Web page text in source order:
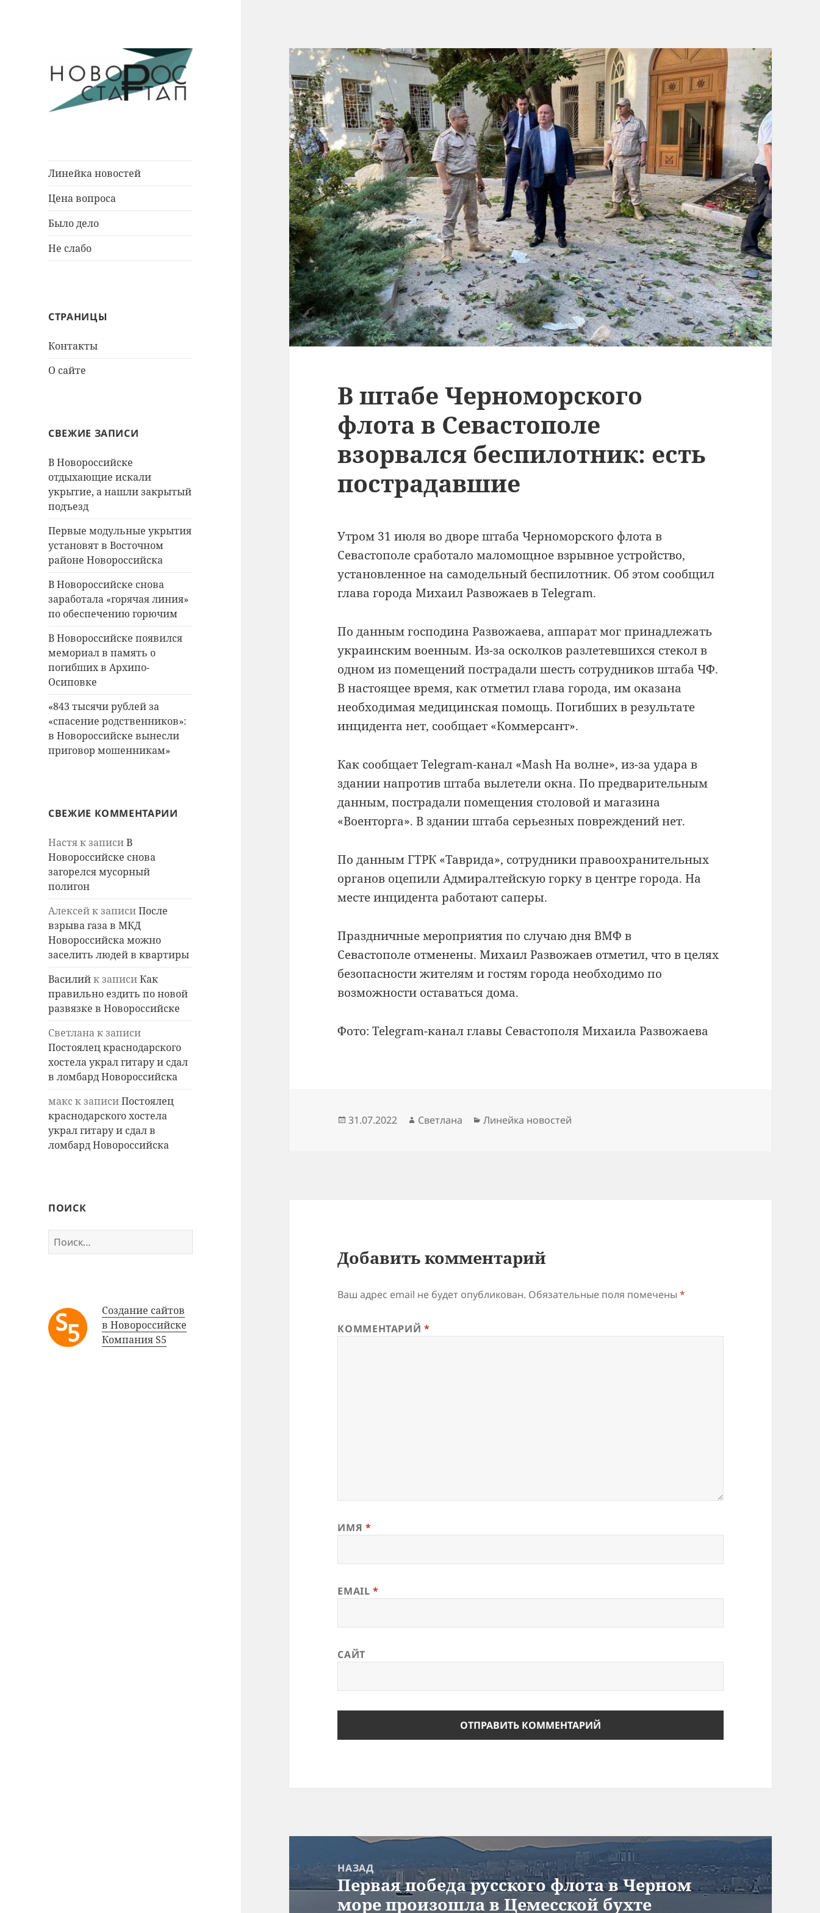
Линейка новостей
Цена вопроса
Было дело
Не слабо
СТРАНИЦЫ
Контакты
О сайте
СВЕЖИЕ ЗАПИСИ
В Новороссийске
отдыхающие искали
укрытие, а нашли закрытый
подъезд
Первые модульные укрытия
установят в Восточном
районе Новороссийска
В Новороссийске снова
заработала «горячая линия»
по обеспечению горючим
В Новороссийске появился
мемориал в память о
погибших в Архипо-
Осиповке
«843 тысячи рублей за
«спасение родственников»:
в Новороссийске вынесли
приговор мошенникам»
СВЕЖИЕ КОММЕНТАРИИ
Настяк записиВ
Новороссийске снова
загорелся мусорный
полигон
Алексейк записиПосле
взрыва газа в МКД
Новороссийска можно
заселить людей в квартиры
Василийк записиКак
правильно ездить по новой
развязке в Новороссийске
Светланак записи
Постоялец краснодарского
хостела украл гитару и сдал
в ломбард Новороссийска
макск записиПостоялец
краснодарского хостела
украл гитару и сдал в
ломбард Новороссийска
ПОИСК
Найти:
Создание сайтов
в Новороссийске
Компания S5
В штабе Черноморского
флота в Севастополе
взорвался беспилотник: есть
пострадавшие
Утром 31 июля во дворе штаба Черноморского флота в
Севастополе сработало маломощное взрывное устройство,
установленное на самодельный беспилотник. Об этом сообщил
глава города Михаил Развожаев в Telegram.
По данным господина Развожаева, аппарат мог принадлежать
украинским военным. Из-за осколков разлетевшихся стекол в
одном из помещений пострадали шесть сотрудников штаба ЧФ.
В настоящее время, как отметил глава города, им оказана
необходимая медицинская помощь. Погибших в результате
инцидента нет, сообщает «Коммерсант».
Как сообщает Telegram-канал «Mash На волне», из-за удара в
здании напротив штаба вылетели окна. По предварительным
данным, пострадали помещения столовой и магазина
«Военторга». В здании штаба серьезных повреждений нет.
По данным ГТРК «Таврида», сотрудники правоохранительных
органов оцепили Адмиралтейскую горку в центре города. На
месте инцидента работают саперы.
Праздничные мероприятия по случаю дня ВМФ в
Севастополе отменены. Михаил Развожаев отметил, что в целях
безопасности жителям и гостям города необходимо по
возможности оставаться дома.
Фото: Telegram-канал главы Севастополя Михаила Развожаева
Опубликовано
31.07.2022 Автор
Светлана Рубрики
Линейка новостей
Добавить комментарий
Ваш адрес email не будет опубликован. Обязательные поля помечены*
КОММЕНТАРИЙ*
ИМЯ *
EMAIL*
САЙТ
Навигация
по
записям
НАЗАД
Предыдущая
запись:
Первая победа русского флота в Черном
море произошла в Цемесской бухте